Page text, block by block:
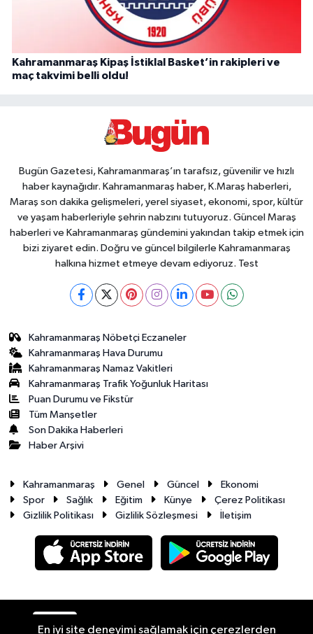
Kahramanmaraş Kipaş İstiklal Basket’in rakipleri ve
maç takvimi belli oldu!
Bugün Gazetesi, Kahramanmaraş’ın tarafsız, güvenilir ve hızlı
haber kaynağıdır. Kahramanmaraş haber, K.Maraş haberleri,
Maraş son dakika gelişmeleri, yerel siyaset, ekonomi, spor, kültür
ve yaşam haberleriyle şehrin nabzını tutuyoruz. Güncel Maraş
haberleri ve Kahramanmaraş gündemini yakından takip etmek için
bizi ziyaret edin. Doğru ve güncel bilgilerle Kahramanmaraş
halkına hizmet etmeye devam ediyoruz. Test
Kahramanmaraş Nöbetçi Eczaneler
Kahramanmaraş Hava Durumu
Kahramanmaraş Namaz Vakitleri
Kahramanmaraş Trafik Yoğunluk Haritası
Puan Durumu ve Fikstür
Tüm Manşetler
Son Dakika Haberleri
Haber Arşivi
Kahramanmaraş Genel Güncel
Ekonomi
Spor
Sağlık Eğitim Künye
Çerez Politikası
Gizlilik Politikası
Gizlilik Sözleşmesi İletişim
En iyi site deneyimi sağlamak için çerezlerden